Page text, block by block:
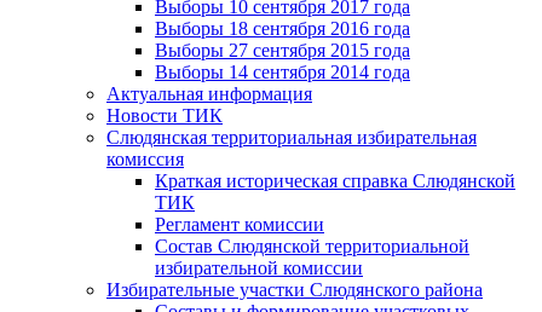
Выборы 10 сентября 2017 года
Выборы 18 сентября 2016 года
Выборы 27 сентября 2015 года
Выборы 14 сентября 2014 года
Актуальная информация
Новости ТИК
Слюдянская территориальная избирательная
комиссия
Краткая историческая справка Слюдянской
ТИК
Регламент комиссии
Состав Слюдянской территориальной
избирательной комиссии
Избирательные участки Слюдянского района